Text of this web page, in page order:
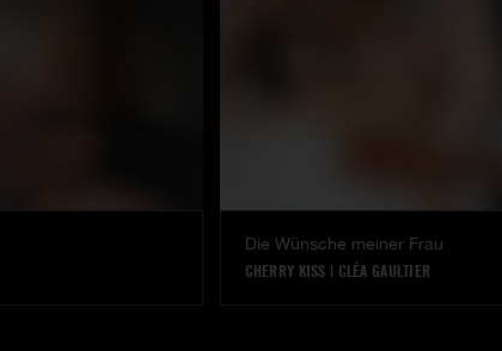
Die Wünsche meiner Frau
CHERRY KISS | CLÉA GAULTIER